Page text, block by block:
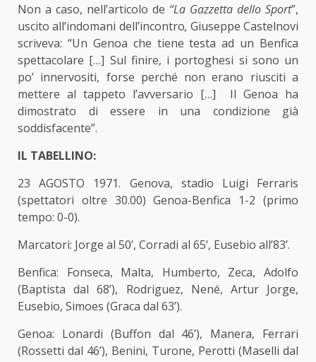
Non a caso, nell’articolo de “La Gazzetta dello Sport”,
uscito all’indomani dell’incontro, Giuseppe Castelnovi
scriveva: “Un Genoa che tiene testa ad un Benfica
spettacolare […] Sul finire, i portoghesi si sono un
po’ innervositi, forse perché non erano riusciti a
mettere al tappeto l’avversario […] Il Genoa ha
dimostrato di essere in una condizione già
soddisfacente”.
IL TABELLINO:
23 AGOSTO 1971. Genova, stadio Luigi Ferraris
(spettatori oltre 30.00) Genoa-Benfica 1-2 (primo
tempo: 0-0).
Marcatori: Jorge al 50’, Corradi al 65’, Eusebio all’83’.
Benfica: Fonseca, Malta, Humberto, Zeca, Adolfo
(Baptista dal 68’), Rodriguez, Nené, Artur Jorge,
Eusebio, Simoes (Graca dal 63’).
Genoa: Lonardi (Buffon dal 46’), Manera, Ferrari
(Rossetti dal 46’), Benini, Turone, Perotti (Maselli dal